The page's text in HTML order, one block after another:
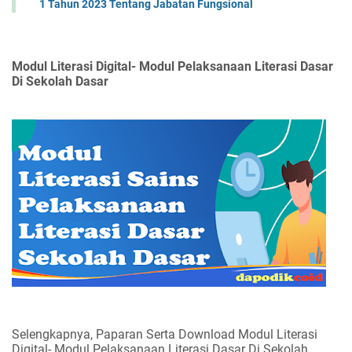
1 Tahun 2023 Tentang Jabatan Fungsional
Modul Literasi Digital- Modul Pelaksanaan Literasi Dasar
Di Sekolah Dasar
Selengkapnya, Paparan Serta Download Modul Literasi
Digital- Modul Pelaksanaan Literasi Dasar Di Sekolah